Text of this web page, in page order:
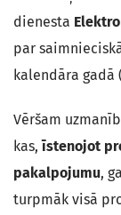
dienesta
par
kalendāra gadā
Vēršam
kas,īstenojot
pakalpojumu,
turpmāk visā